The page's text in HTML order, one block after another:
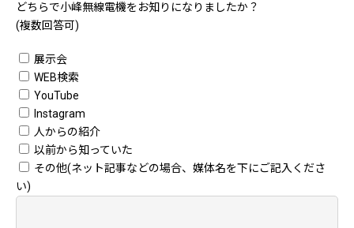
どちらで小峰無線電機をお知りになりましたか？
(複数回答可)
展示会
WEB検索
YouTube
Instagram
人からの紹介
以前から知っていた
その他(ネット記事などの場合、媒体名を下にご記入くださ
い)